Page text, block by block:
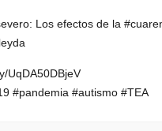
Los efectos de la
UqDA50DBjeV
#pandemia #autismo #TEA